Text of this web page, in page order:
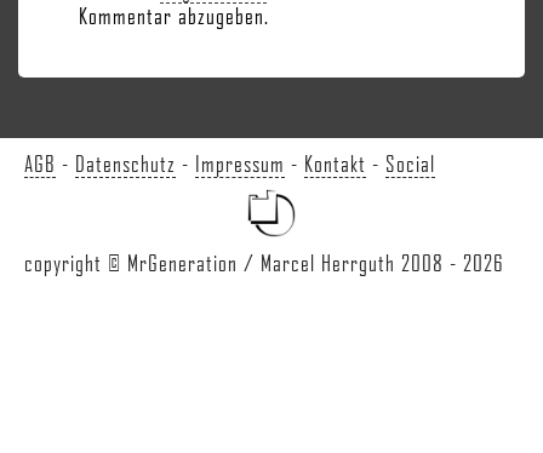
Kommentar abzugeben.
AGB - Datenschutz - Impressum - Kontakt - Social
copyright © MrGeneration / Marcel Herrguth 2008 - 2026